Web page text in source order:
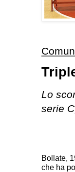
Lo
serie
Bollate,
che ha